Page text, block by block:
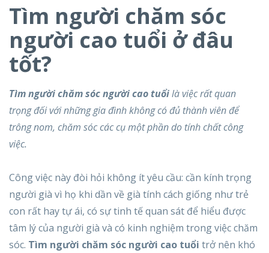
Tìm người chăm sóc
người cao tuổi ở đâu
tốt?
Tìm người chăm sóc người cao tuổilà việc rất quan
trọng đối với những gia đình không có đủ thành viên để
trông nom, chăm sóc các cụ một phần do tính chất công
việc.
Công việc này đòi hỏi không ít yêu cầu: cần kính trọng
người già vì họ khi dần về già tính cách giống như trẻ
con rất hay tự ái, có sự tinh tế quan sát để hiểu được
tâm lý của người già và có kinh nghiệm trong việc chăm
sóc. Tìm người chăm sóc người cao tuổi trở nên khó